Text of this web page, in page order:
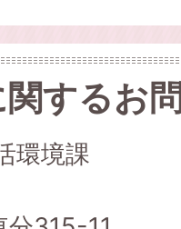
するお
環境課